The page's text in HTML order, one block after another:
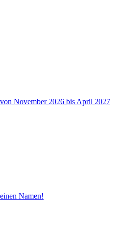
November 2026 bis April 2027
Namen!